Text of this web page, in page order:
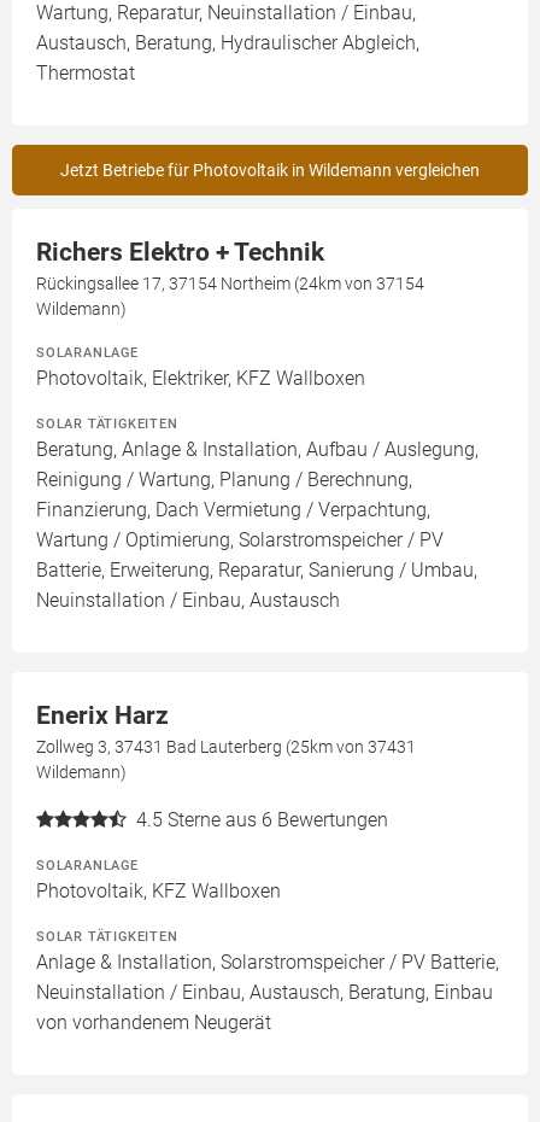
Wartung, Reparatur, Neuinstallation / Einbau,
Austausch, Beratung, Hydraulischer Abgleich,
Thermostat
Jetzt Betriebe für Photovoltaik in Wildemann vergleichen
Richers Elektro + Technik
Rückingsallee 17, 37154 Northeim (24km von 37154
Wildemann)
SOLARANLAGE
Photovoltaik, Elektriker, KFZ Wallboxen
SOLAR TÄTIGKEITEN
Beratung, Anlage & Installation, Aufbau / Auslegung,
Reinigung / Wartung, Planung / Berechnung,
Finanzierung, Dach Vermietung / Verpachtung,
Wartung / Optimierung, Solarstromspeicher / PV
Batterie, Erweiterung, Reparatur, Sanierung / Umbau,
Neuinstallation / Einbau, Austausch
Enerix Harz
Zollweg 3, 37431 Bad Lauterberg (25km von 37431
Wildemann)
4.5 Sterne aus 6 Bewertungen
SOLARANLAGE
Photovoltaik, KFZ Wallboxen
SOLAR TÄTIGKEITEN
Anlage & Installation, Solarstromspeicher / PV Batterie,
Neuinstallation / Einbau, Austausch, Beratung, Einbau
von vorhandenem Neugerät